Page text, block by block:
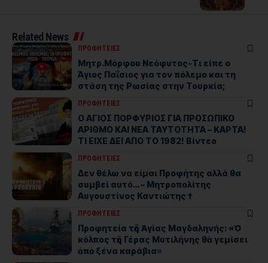
Related News
ΠΡΟΦΗΤΕΙΕΣ
Μητρ.Μόρφου Νεόφυτος-Τι είπε ο
Άγιος Παΐσιος για τον πόλεμο και τη
στάση της Ρωσίας στην Τουρκία;
ΠΡΟΦΗΤΕΙΕΣ
Ο ΑΓΙΟΣ ΠΟΡΦΥΡΙΟΣ ΓΙΑ ΠΡΟΣΩΠΙΚΟ
ΑΡΙΘΜΟ ΚΑΙ ΝΕΑ ΤΑΥΤΟΤΗΤΑ – ΚΑΡΤΑ!
ΤΙ ΕΙΧΕ ΔΕΙ ΑΠΟ ΤΟ 1982! Βίντεο
ΠΡΟΦΗΤΕΙΕΣ
Δεν θέλω να είμαι Προφήτης αλλά θα
συμβεί αυτό… – Μητροπολίτης
Αυγουστίνος Καντιώτης †
ΠΡΟΦΗΤΕΙΕΣ
Προφητεία τῆς Ἁγίας Μαγδαληνής: «Ὁ
κόλπος τῆς Γέρας Μυτιλήνης θὰ γεμίσει
ἀπὸ ξένα καράβια»